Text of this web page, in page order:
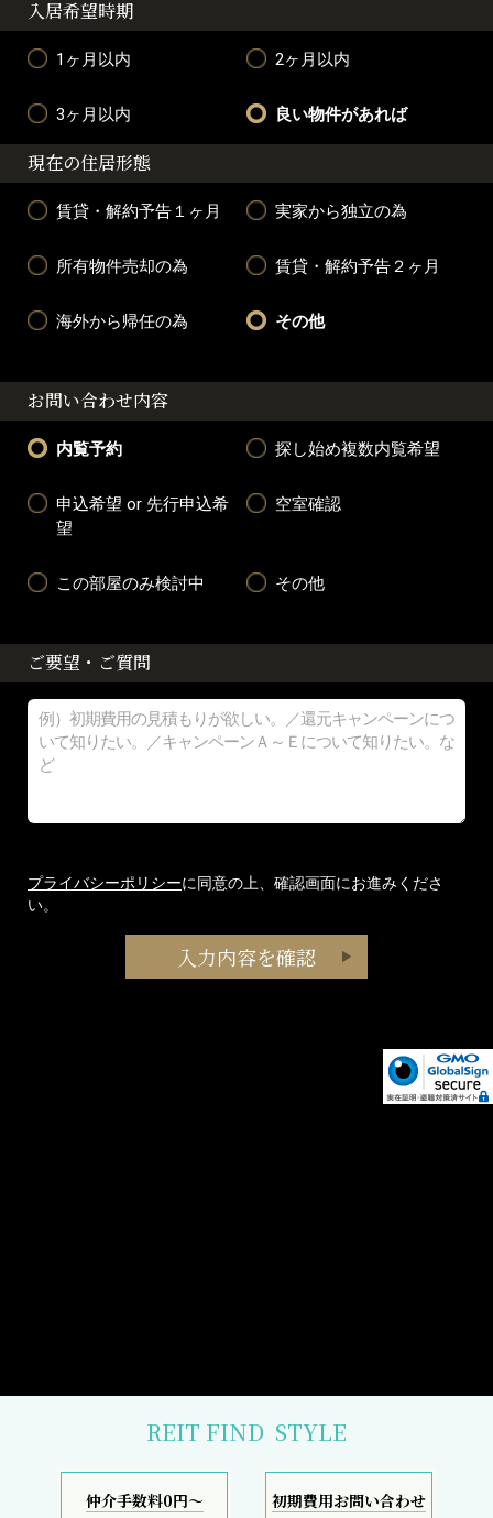
入居希望時期
1ヶ月以内 2ヶ月以内
3ヶ月以内 良い物件があれば
現在の住居形態
賃貸・解約予告１ヶ月 実家から独立の為
所有物件売却の為 賃貸・解約予告２ヶ月
海外から帰任の為 その他
お問い合わせ内容
内覧予約 探し始め複数内覧希望
申込希望 or 先行申込希
望
空室確認
この部屋のみ検討中 その他
ご要望・ご質問
プライバシーポリシーに同意の上、確認画面にお進みくださ
い。
REIT FIND STYLE
仲介手数料0円～ 初期費用お問い合わせ